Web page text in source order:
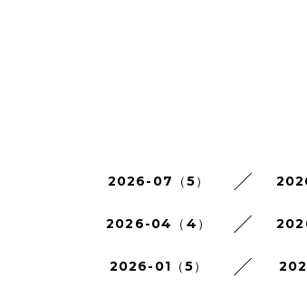
2026-07（5）
2026-04（4）
2026-01（5）